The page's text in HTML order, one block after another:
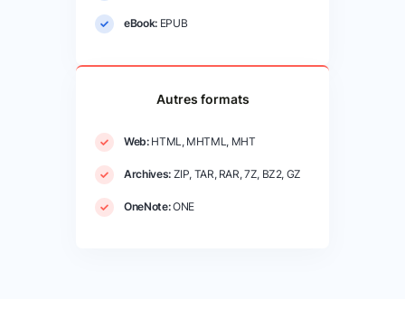
eBook:EPUB
Autres formats
Web:HTML, MHTML, MHT
Archives:ZIP, TAR, RAR, 7Z, BZ2, GZ
OneNote:ONE